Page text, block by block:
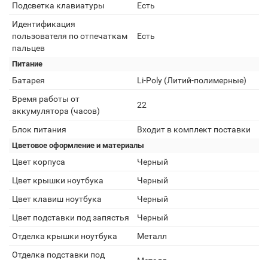
Подсветка клавиатуры
Есть
Идентификация
пользователя по отпечаткам
пальцев
Есть
Питание
Батарея
Li-Poly (Литий-полимерные)
Время работы от
аккумулятора (часов)
22
Блок питания Входит в комплект поставки
Цветовое оформление и материалы
Цвет корпуса
Черный
Цвет крышки ноутбука
Черный
Цвет клавиш ноутбука
Черный
Цвет подставки под запястья
Черный
Отделка крышки ноутбука
Металл
Отделка подставки под